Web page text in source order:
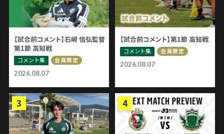
2026.08.07
【試合前コメント】石﨑 信弘監督
第1節 高知戦
コメント集 会員限定
2026.08.07
【試合前コメント】第1節 高知戦
コメント集 会員限定